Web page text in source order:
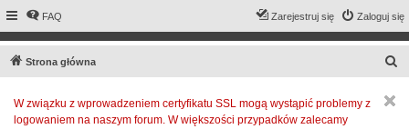
FAQ Zaloguj się
Zarejestruj się
Strona główna
W związku z wprowadzeniem certyfikatu SSL mogą wystąpić problemy z
logowaniem na naszym forum. W większości przypadków zalecamy